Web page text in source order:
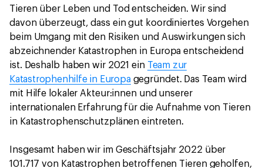
Tieren über Leben und Tod entscheiden. Wir sind
davon überzeugt, dass ein gut koordiniertes Vorgehen
beim Umgang mit den Risiken und Auswirkungen sich
abzeichnender Katastrophen in Europa entscheidend
ist. Deshalb haben wir 2021 ein Team zur
Katastrophenhilfe in Europagegründet. Das Team wird
mit Hilfe lokaler Akteur:innen und unserer
internationalen Erfahrung für die Aufnahme von Tieren
in Katastrophenschutzplänen eintreten.
Insgesamt haben wir im Geschäftsjahr 2022 über
101.717 von Katastrophen betroffenen Tieren geholfen,